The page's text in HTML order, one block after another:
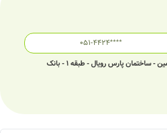
051-4424****
سبزوار - چهارراه ابن یمین - ساختمان پارس رویال - طبقه 1 - بانک